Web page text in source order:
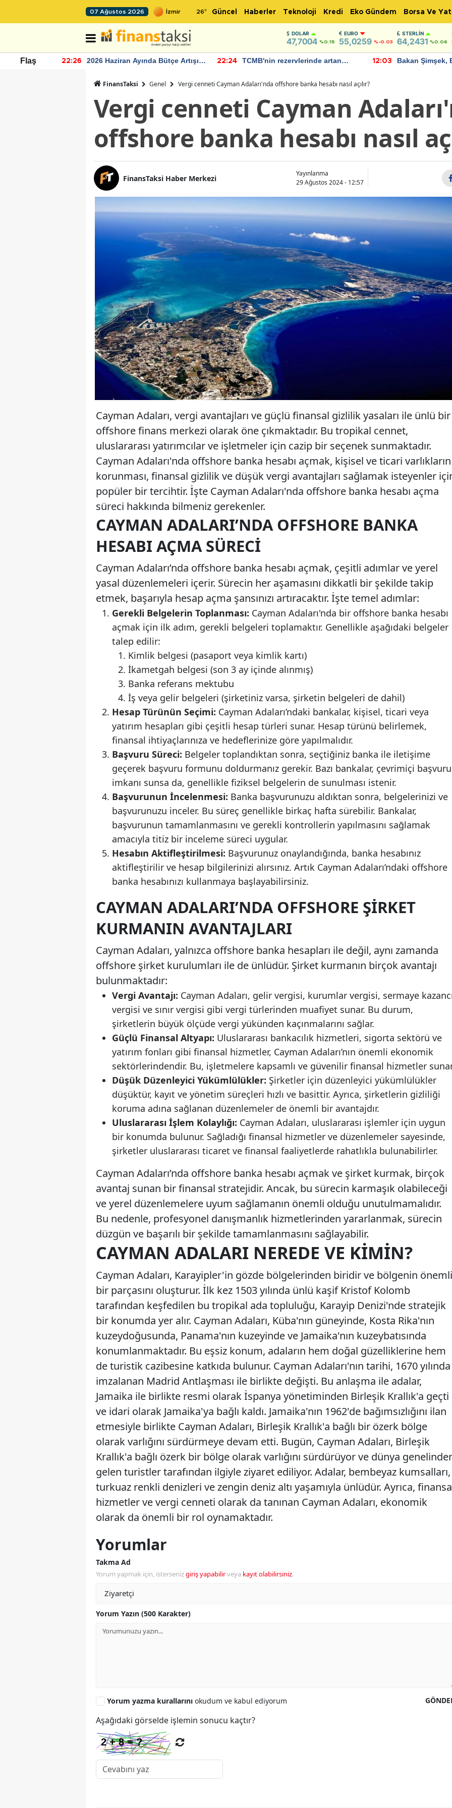
07 Ağustos 2026 26° Güncel Haberler Teknoloji Kredi Eko Gündem Borsa Ve
DOLAR
47,7004 %0.15
EURO
55,0259 %-0.03
STERLIN
64,2431 %0.06
Flaş 22:26
2026 Haziran Ayında Bütçe Artışı
22:24
TCMB'nin rezervlerinde artan
12:03
Bakan Şimşek,
FinansTaksi Genel Vergi cenneti Cayman Adaları'nda offshore banka hesabı nasıl açılır?
Vergi cenneti Cayman
offshore banka hesabı nasıl
FinansTaksi Haber Merkezi
Yayınlanma
29 Ağustos 2024 - 12:57
Cayman Adaları, vergi avantajları ve güçlü finansal gizlilik yasaları ile ünlü bir
offshore finans merkezi olarak öne çıkmaktadır. Bu tropikal cennet,
uluslararası yatırımcılar ve işletmeler için cazip bir seçenek sunmaktadır.
Cayman Adaları'nda offshore banka hesabı açmak, kişisel ve ticari varlıkların
korunması, finansal gizlilik ve düşük vergi avantajları sağlamak isteyenler
popüler bir tercihtir. İşte Cayman Adaları'nda offshore banka hesabı açma
süreci hakkında bilmeniz gerekenler.
CAYMAN ADALARI’NDA OFFSHORE BANKA
HESABI AÇMA SÜRECI
Cayman Adaları’nda offshore banka hesabı açmak, çeşitli adımlar ve yerel
yasal düzenlemeleri içerir. Sürecin her aşamasını dikkatli bir şekilde takip
etmek, başarıyla hesap açma şansınızı artıracaktır. İşte temel adımlar:
Gerekli Belgelerin Toplanması: Cayman Adaları'nda bir offshore banka hesabı
açmak için ilk adım, gerekli belgeleri toplamaktır. Genellikle aşağıdaki belgeler
talep edilir:
Kimlik belgesi (pasaport veya kimlik kartı)
İkametgah belgesi (son 3 ay içinde alınmış)
Banka referans mektubu
İş veya gelir belgeleri (şirketiniz varsa, şirketin belgeleri de dahil)
Hesap Türünün Seçimi: Cayman Adaları’ndaki bankalar, kişisel, ticari veya
yatırım hesapları gibi çeşitli hesap türleri sunar. Hesap türünü belirlemek,
finansal ihtiyaçlarınıza ve hedeflerinize göre yapılmalıdır.
Başvuru Süreci: Belgeler toplandıktan sonra, seçtiğiniz banka ile iletişime
geçerek başvuru formunu doldurmanız gerekir. Bazı bankalar, çevrimiçi başvuru
imkanı sunsa da, genellikle fiziksel belgelerin de sunulması istenir.
Başvurunun İncelenmesi: Banka başvurunuzu aldıktan sonra, belgelerinizi ve
başvurunuzu inceler. Bu süreç genellikle birkaç hafta sürebilir. Bankalar,
başvurunun tamamlanmasını ve gerekli kontrollerin yapılmasını sağlamak
amacıyla titiz bir inceleme süreci uygular.
Hesabın Aktifleştirilmesi: Başvurunuz onaylandığında, banka hesabınız
aktifleştirilir ve hesap bilgilerinizi alırsınız. Artık Cayman Adaları’ndaki offshore
banka hesabınızı kullanmaya başlayabilirsiniz.
CAYMAN ADALARI’NDA OFFSHORE ŞIRKET
KURMANIN AVANTAJLARI
Cayman Adaları, yalnızca offshore banka hesapları ile değil, aynı zamanda
offshore şirket kurulumları ile de ünlüdür. Şirket kurmanın birçok avantajı
bulunmaktadır:
Vergi Avantajı: Cayman Adaları, gelir vergisi, kurumlar vergisi, sermaye
vergisi ve sınır vergisi gibi vergi türlerinden muafiyet sunar. Bu durum,
şirketlerin büyük ölçüde vergi yükünden kaçınmalarını sağlar.
Güçlü Finansal Altyapı: Uluslararası bankacılık hizmetleri, sigorta sektörü ve
yatırım fonları gibi finansal hizmetler, Cayman Adaları’nın önemli ekonomik
sektörlerindendir. Bu, işletmelere kapsamlı ve güvenilir finansal hizmetler
Düşük Düzenleyici Yükümlülükler: Şirketler için düzenleyici yükümlülükler
düşüktür, kayıt ve yönetim süreçleri hızlı ve basittir. Ayrıca, şirketlerin gizliliği
koruma adına sağlanan düzenlemeler de önemli bir avantajdır.
Uluslararası İşlem Kolaylığı: Cayman Adaları, uluslararası işlemler için uygun
bir konumda bulunur. Sağladığı finansal hizmetler ve düzenlemeler sayesinde,
şirketler uluslararası ticaret ve finansal faaliyetlerde rahatlıkla bulunabilirler.
Cayman Adaları’nda offshore banka hesabı açmak ve şirket kurmak, birçok
avantaj sunan bir finansal stratejidir. Ancak, bu sürecin karmaşık olabileceği
ve yerel düzenlemelere uyum sağlamanın önemli olduğu unutulmamalıdır.
Bu nedenle, profesyonel danışmanlık hizmetlerinden yararlanmak, sürecin
düzgün ve başarılı bir şekilde tamamlanmasını sağlayabilir.
CAYMAN ADALARI NEREDE VE KIMIN?
Cayman Adaları, Karayipler'in gözde bölgelerinden biridir ve bölgenin önemli
bir parçasını oluşturur. İlk kez 1503 yılında ünlü kaşif Kristof Kolomb
tarafından keşfedilen bu tropikal ada topluluğu, Karayip Denizi'nde stratejik
bir konumda yer alır. Cayman Adaları, Küba'nın güneyinde, Kosta Rika'nın
kuzeydoğusunda, Panama'nın kuzeyinde ve Jamaika'nın kuzeybatısında
konumlanmaktadır. Bu eşsiz konum, adaların hem doğal güzelliklerine hem
de turistik cazibesine katkıda bulunur. Cayman Adaları'nın tarihi, 1670 yılında
imzalanan Madrid Antlaşması ile birlikte değişti. Bu anlaşma ile adalar,
Jamaika ile birlikte resmi olarak İspanya yönetiminden Birleşik Krallık'a geçti
ve idari olarak Jamaika'ya bağlı kaldı. Jamaika'nın 1962'de bağımsızlığını ilan
etmesiyle birlikte Cayman Adaları, Birleşik Krallık'a bağlı bir özerk bölge
olarak varlığını sürdürmeye devam etti. Bugün, Cayman Adaları, Birleşik
Krallık'a bağlı özerk bir bölge olarak varlığını sürdürüyor ve dünya
gelen turistler tarafından ilgiyle ziyaret ediliyor. Adalar, bembeyaz kumsalları,
turkuaz renkli denizleri ve zengin deniz altı yaşamıyla ünlüdür. Ayrıca,
hizmetler ve vergi cenneti olarak da tanınan Cayman Adaları, ekonomik
olarak da önemli bir rol oynamaktadır.
Yorumlar
Takma Ad
Yorum yapmak için, istersenizgiriş yapabilirveya kayıt olabilirsiniz.
Yorum Yazın (500 Karakter)
Yorum yazma kurallarını okudum ve kabul ediyorum
Aşağıdaki görselde işlemin sonucu kaçtır?